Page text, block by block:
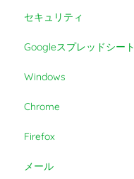
セキュリティ
Googleスプレッドシート
Windows
Chrome
Firefox
メール